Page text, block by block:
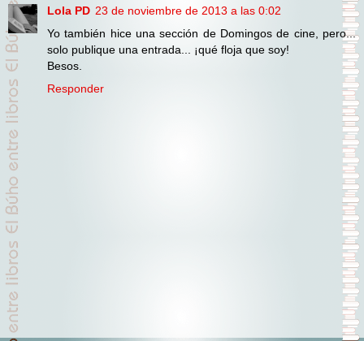
Lola PD 23 de noviembre de 2013 a las 0:02
Yo también hice una sección de Domingos de cine, pero...
solo publique una entrada... ¡qué floja que soy!
Besos.
Responder